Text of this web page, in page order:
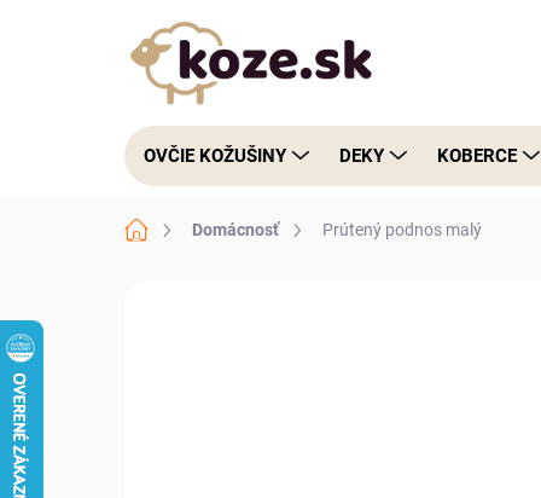
OVČIE KOŽUŠINY DEKY KOBERCE
DomovDomácnosť Prútený podnos malý